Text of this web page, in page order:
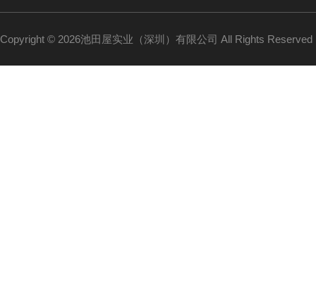
Copyright © 2026池田屋实业（深圳）有限公司 All Rights